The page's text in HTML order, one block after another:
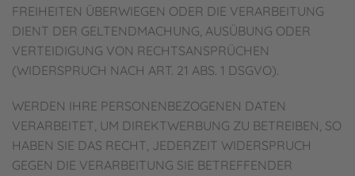
FREIHEITEN ÜBERWIEGEN ODER DIE VERARBEITUNG
DIENT DER GELTENDMACHUNG, AUSÜBUNG ODER
VERTEIDIGUNG VON RECHTSANSPRÜCHEN
(WIDERSPRUCH NACH ART. 21 ABS. 1 DSGVO).
WERDEN IHRE PERSONENBEZOGENEN DATEN
VERARBEITET, UM DIREKTWERBUNG ZU BETREIBEN, SO
HABEN SIE DAS RECHT, JEDERZEIT WIDERSPRUCH
GEGEN DIE VERARBEITUNG SIE BETREFFENDER